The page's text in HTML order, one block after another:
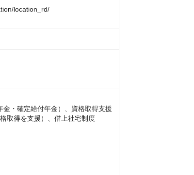
location_rd/
・確定給付年金）、資格取得支援
取得を支援）、借上社宅制度